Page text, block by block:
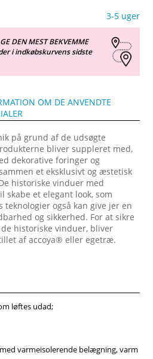
3-5 uger
DEN MEST BEKVEMME
i indkøbskurvens sidste
OM DE ANVENDTE
på grund af de udsøgte
bliver suppleret med,
dekorative foringer og
et eksklusivt og æstetisk
historiske vinduer med
skabe et elegant look, som
også kan give jer en
og sikkerhed. For at sikre
historiske vinduer, bliver
af accoya® eller egetræ.
tilbyder et endnu bredere valg af
udad i en vinkel på 90 grader.
kan
øges. Vinduesbeslag af høj
af sidehængte vinduer.
god varmeisolering og
Vinduerne kan være forsynet
give dem yderligere beskyttelse
løftes udad;
varmeisolerende belægning, varm